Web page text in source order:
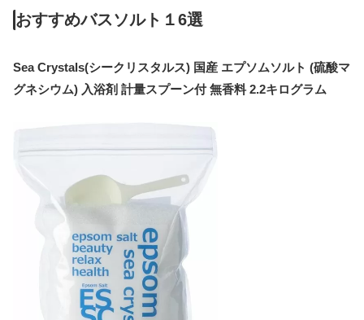
おすすめバスソルト１6選
Sea Crystals(シークリスタルス) 国産 エプソムソルト (硫酸マ
グネシウム) 入浴剤 計量スプーン付 無香料 2.2キログラム